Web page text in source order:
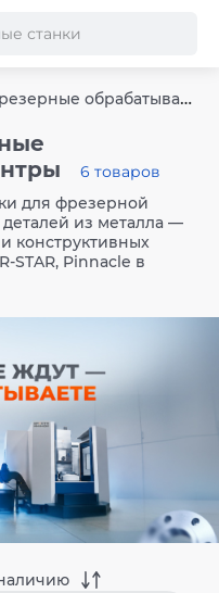
Портальные фрезерные обрабатывающие центры
6 товаров
для фрезерной
из металла —
конструктивных
STAR, Pinnacle в